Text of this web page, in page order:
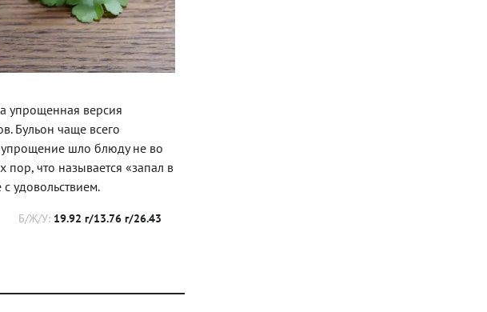
упрощенная версия
Бульон чаще всего
упрощение шло блюду не во
пор, что называется «запал в
удовольствием.
Б/Ж/У: 19.92 г/13.76 г/26.43